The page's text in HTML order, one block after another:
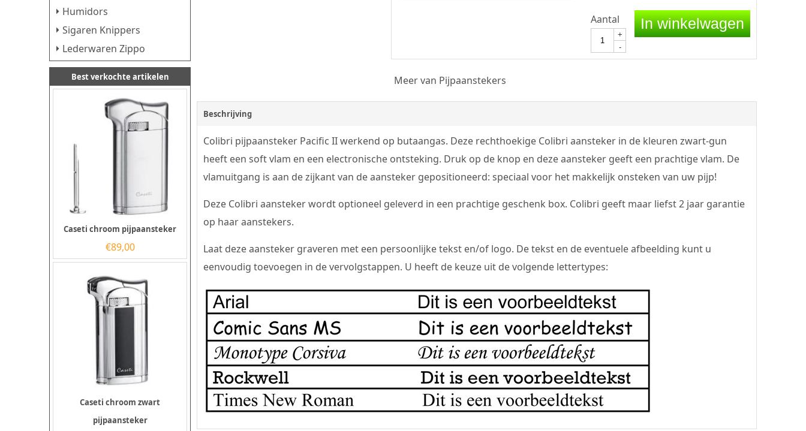
Humidors
Sigaren Knippers
Lederwaren Zippo
Best verkochte artikelen
Caseti chroom pijpaansteker
€89,00
Caseti chroom zwart
pijpaansteker
Aantal
+
-
In winkelwagen
Meer van Pijpaanstekers
Beschrijving
Colibri pijpaansteker Pacific II werkend op butaangas. Deze rechthoekige Colibri aansteker in de kleuren zwart-gun
heeft een soft vlam en een electronische ontsteking. Druk op de knop en deze aansteker geeft een prachtige vlam. De
vlamuitgang is aan de zijkant van de aansteker gepositioneerd: speciaal voor het makkelijk onsteken van uw pijp!
Deze Colibri aansteker wordt optioneel geleverd in een prachtige geschenk box. Colibri geeft maar liefst 2 jaar garantie
op haar aanstekers.
Laat deze aansteker graveren met een persoonlijke tekst en/of logo. De tekst en de eventuele afbeelding kunt u
eenvoudig toevoegen in de vervolgstappen. U heeft de keuze uit de volgende lettertypes: